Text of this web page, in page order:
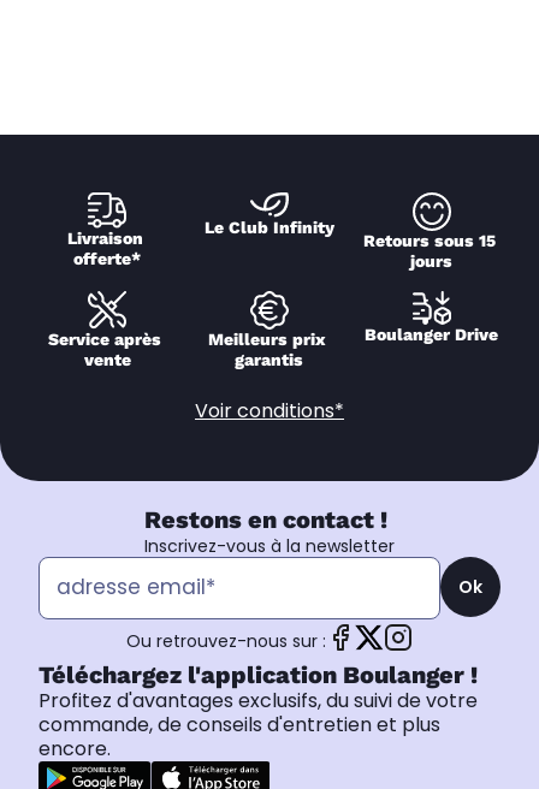
Livraison
offerte*
Le Club Infinity
Retours sous 15
jours
Service après
vente
Meilleurs prix
garantis
Boulanger Drive
Voir conditions*
Restons en contact !
Inscrivez-vous à la newsletter
Ok
Ou retrouvez-nous sur :
Téléchargez l'application Boulanger !
Profitez d'avantages exclusifs, du suivi de votre
commande, de conseils d'entretien et plus
encore.